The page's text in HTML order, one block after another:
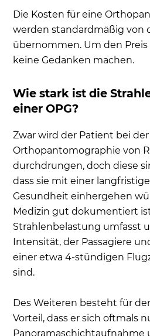
Die Kosten für eine
werden standardmäßig von
übernommen. Um den Preis
keine Gedanken machen.
Wie stark ist die
einer OPG?
Zwar wird der Patient bei der
Orthopantomographie von
durchdrungen, doch diese
dass sie mit einer
Gesundheit einhergehen
Medizin gut dokumentiert
Strahlenbelastung umfasst
Intensität, der Passagiere
einer etwa 4-stündigen
sind.
Des Weiteren besteht für
Vorteil, dass er sich oftmals
Panoramaschichtaufnahme